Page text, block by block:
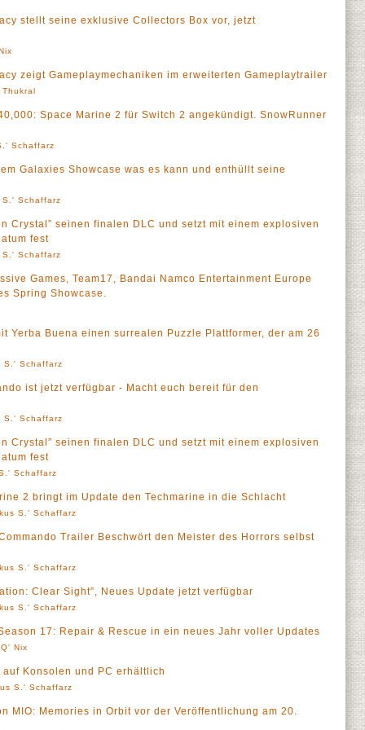
stellt seine exklusive Collectors Box vor, jetzt
zeigt Gameplaymechaniken im erweiterten Gameplaytrailer
Space Marine 2 für Switch 2 angekündigt. SnowRunner
Schaffarz
Galaxies Showcase was es kann und enthüllt seine
S.' Schaffarz
Crystal” seinen finalen DLC und setzt mit einem explosiven
fest
S.' Schaffarz
Games, Team17, Bandai Namco Entertainment Europe
Spring Showcase.
Yerba Buena einen surrealen Puzzle Plattformer, der am 26
S.' Schaffarz
ist jetzt verfügbar - Macht euch bereit für den
S.' Schaffarz
Crystal” seinen finalen DLC und setzt mit einem explosiven
fest
Schaffarz
2 bringt im Update den Techmarine in die Schlacht
S.' Schaffarz
Trailer Beschwört den Meister des Horrors selbst
S.' Schaffarz
Clear Sight”, Neues Update jetzt verfügbar
S.' Schaffarz
17: Repair & Rescue in ein neues Jahr voller Updates
Nix
Konsolen und PC erhältlich
S.' Schaffarz
MIO: Memories in Orbit vor der Veröffentlichung am 20.